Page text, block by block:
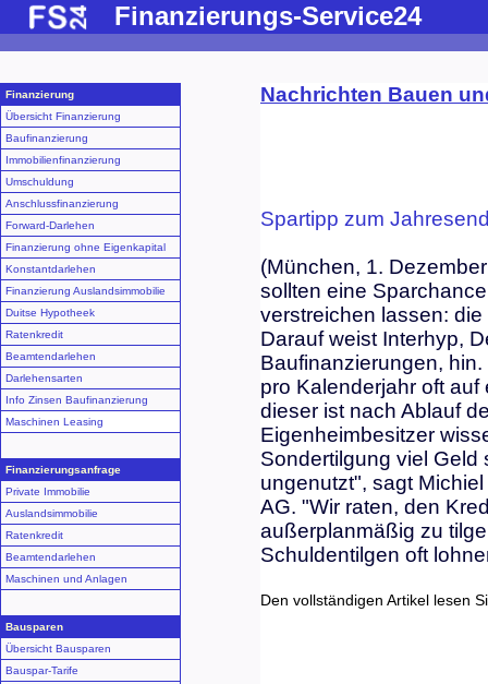
Finanzierungs-Service24
Finanzierung
Übersicht Finanzierung
Baufinanzierung
Immobilienfinanzierung
Umschuldung
Anschlussfinanzierung
Forward-Darlehen
Finanzierung ohne Eigenkapital
Konstantdarlehen
Finanzierung Auslandsimmobilie
Duitse Hypotheek
Ratenkredit
Beamtendarlehen
Darlehensarten
Info Zinsen Baufinanzierung
Maschinen Leasing
Finanzierungsanfrage
Private Immobilie
Auslandsimmobilie
Ratenkredit
Beamtendarlehen
Maschinen und Anlagen
Bausparen
Übersicht Bausparen
Bauspar-Tarife
Nachrichten Bauen
Spartipp zum
(München, 1.
sollten eine
verstreichen lassen:
Darauf weist Interhyp,
Baufinanzierungen,
pro Kalenderjahr oft
dieser ist nach Ablauf
Eigenheimbesitzer
Sondertilgung viel
ungenutzt", sagt
AG. "Wir raten, den
außerplanmäßig zu
Schuldentilgen oft
Den vollständigen Artikel lesen